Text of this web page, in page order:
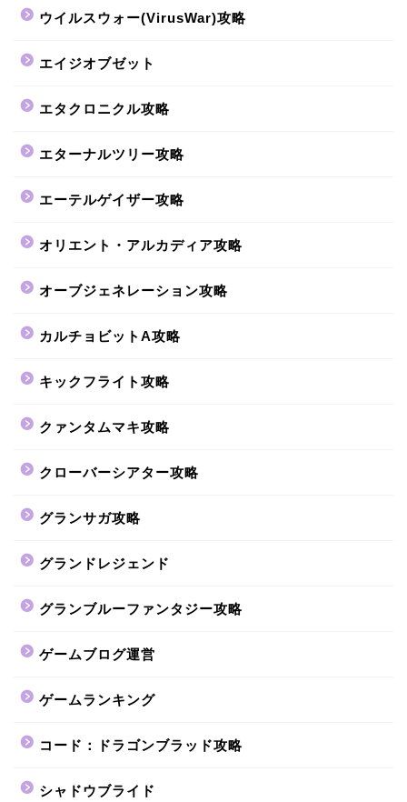
ウイルスウォー(VirusWar)攻略
エイジオブゼット
エタクロニクル攻略
エターナルツリー攻略
エーテルゲイザー攻略
オリエント・アルカディア攻略
オーブジェネレーション攻略
カルチョビットA攻略
キックフライト攻略
クァンタムマキ攻略
クローバーシアター攻略
グランサガ攻略
グランドレジェンド
グランブルーファンタジー攻略
ゲームブログ運営
ゲームランキング
コード：ドラゴンブラッド攻略
シャドウブライド